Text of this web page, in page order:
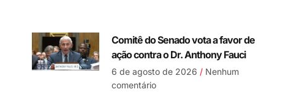
Comitê do Senado vota a favor de
ação contra o Dr. Anthony Fauci
6 de agosto de 2026 Nenhum
comentário